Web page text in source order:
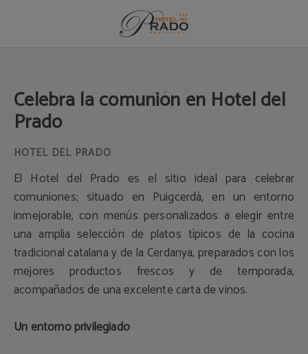
Celebra la comunión en Hotel del
Prado
El Hotel del Prado es el sitio ideal para celebrar
comuniones; situado en Puigcerdà, en un entorno
inmejorable, con menús personalizados a elegir entre
una amplia selección de platos típicos de la cocina
tradicional catalana y de la Cerdanya, preparados con los
mejores productos frescos y de temporada,
acompañados de una excelente carta de vinos.
Un entorno privilegiado